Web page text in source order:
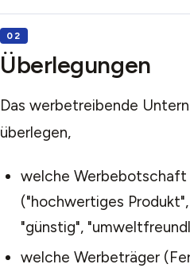
Überlegungen
Das werbetreibende
überlegen,
welche
("hochwertiges
"günstig",
welche Werbeträger